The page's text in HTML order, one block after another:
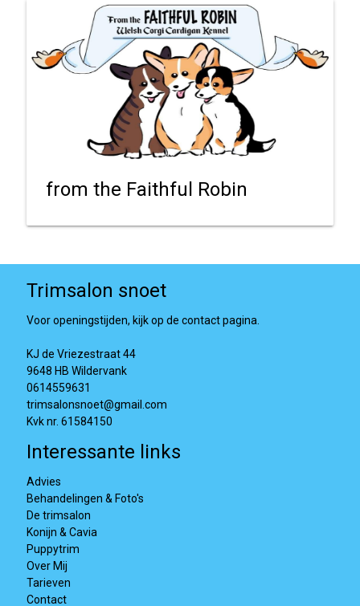
from the Faithful Robin
Trimsalon snoet
Voor openingstijden, kijk op de contact pagina.
KJ de Vriezestraat 44
9648 HB Wildervank
0614559631
trimsalonsnoet@gmail.com
Kvk nr. 61584150
Interessante links
Advies
Behandelingen & Foto's
De trimsalon
Konijn & Cavia
Puppytrim
Over Mij
Tarieven
Contact